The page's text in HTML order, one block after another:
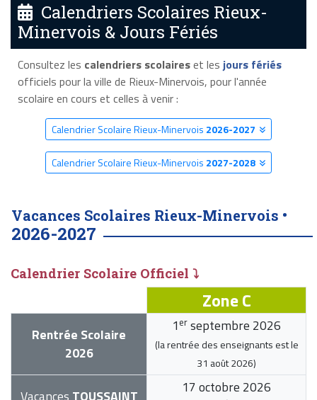
Calendriers Scolaires Rieux-
Minervois & Jours Fériés
Consultez les calendriers scolaireset les jours fériés
officiels pour la ville de Rieux-Minervois, pour l'année
scolaire en cours et celles à venir :
Calendrier Scolaire Rieux-Minervois 2026-2027
Calendrier Scolaire Rieux-Minervois 2027-2028
Vacances Scolaires Rieux-Minervois •
2026-2027
Calendrier Scolaire Officiel ⤵
Zone C
Rentrée Scolaire
2026
1 er septembre 2026
(la rentrée des enseignants est le
31 août 2026)
17 octobre 2026